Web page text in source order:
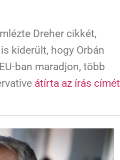
Dreher cikkét,
kiderült, hogy Orbán
ban maradjon, több
átírta az írás címét